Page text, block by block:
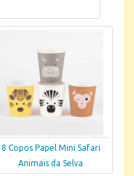
8 Copos Papel Mini Safari
Animais da Selva